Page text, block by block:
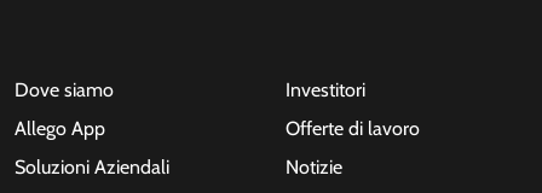
Dove siamo
Allego App
Soluzioni Aziendali
Investitori
Offerte di lavoro
Notizie